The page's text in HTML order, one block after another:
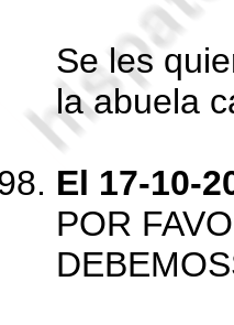
Se les
la abuela
El 17-10-
POR